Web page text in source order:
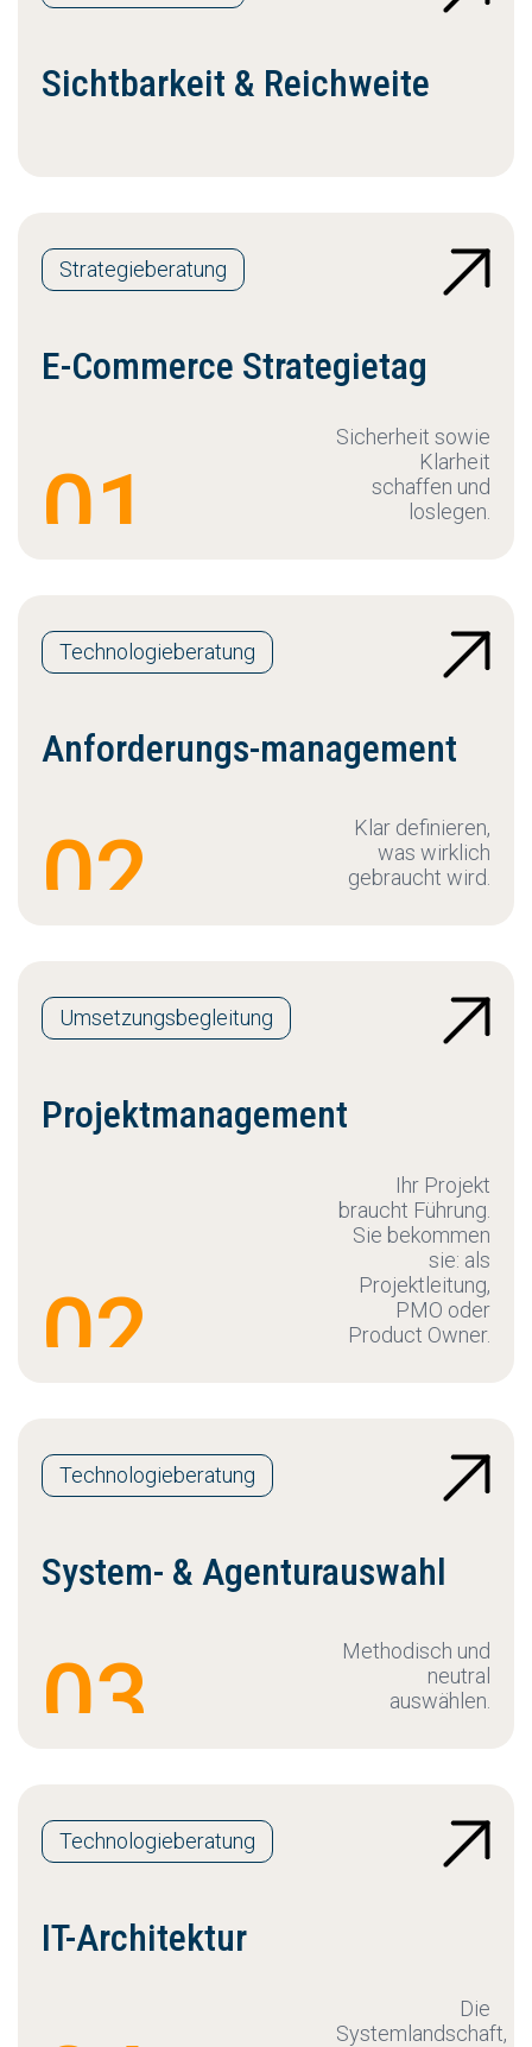
Sichtbarkeit & Reichweite
Strategieberatung
E-Commerce Strategietag
01
Sicherheit sowie
Klarheit
schaffen und
loslegen.
Technologieberatung
Anforderungs-management
02
Klar definieren,
was wirklich
gebraucht wird.
Umsetzungsbegleitung
Projektmanagement
02
Ihr Projekt
braucht Führung.
Sie bekommen
sie: als
Projektleitung,
PMO oder
Product Owner.
Technologieberatung
System- & Agenturauswahl
03
Methodisch und
neutral
auswählen.
Technologieberatung
IT-Architektur
Die
Systemlandschaft,